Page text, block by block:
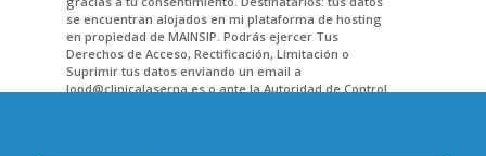
se encuentran alojados en mi plataforma de hosting
en propiedad de MAINSIP. Podrás ejercer Tus
Derechos de Acceso, Rectificación, Limitación o
Suprimir tus datos enviando un email a
lopd@clinicalaserna.es o ante la Autoridad de Control.